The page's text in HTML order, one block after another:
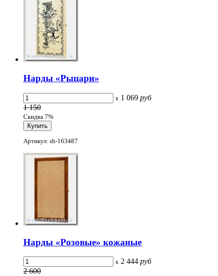
Нарды «Рыцари»
x 1 069 руб
1 150
Скидка 7%
Артикул: sh-163487
Нарды «Розовые» кожаные
x 2 444 руб
2 600